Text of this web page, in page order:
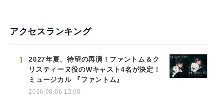
アクセスランキング
1
2027年夏、待望の再演！ファントム＆ク
リスティーヌ役のWキャスト4名が決定！
ミュージカル 『ファントム』
2026.08.06 12:00